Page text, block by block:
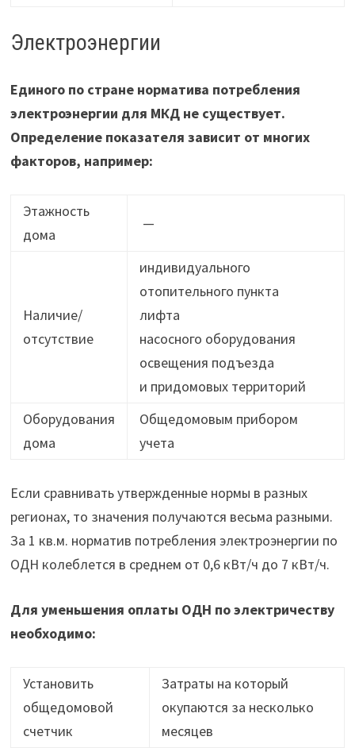
Электроэнергии
Единого по стране норматива потребления
электроэнергии для МКД не существует.
Определение показателя зависит от многих
факторов, например:
Этажность
дома
—
Наличие/
отсутствие
индивидуального
отопительного пункта
лифта
насосного оборудования
освещения подъезда
и придомовых территорий
Оборудования
дома
Общедомовым прибором
учета
Если сравнивать утвержденные нормы в разных
регионах, то значения получаются весьма разными.
За 1 кв.м. норматив потребления электроэнергии по
ОДН колеблется в среднем от 0,6 кВт/ч до 7 кВт/ч.
Для уменьшения оплаты ОДН по электричеству
необходимо:
Установить
общедомовой
счетчик
Затраты на который
окупаются за несколько
месяцев